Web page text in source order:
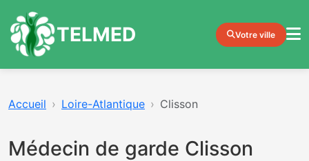
TELMED Votre ville
Accueil Loire-Atlantique Clisson
Médecin de garde Clisson